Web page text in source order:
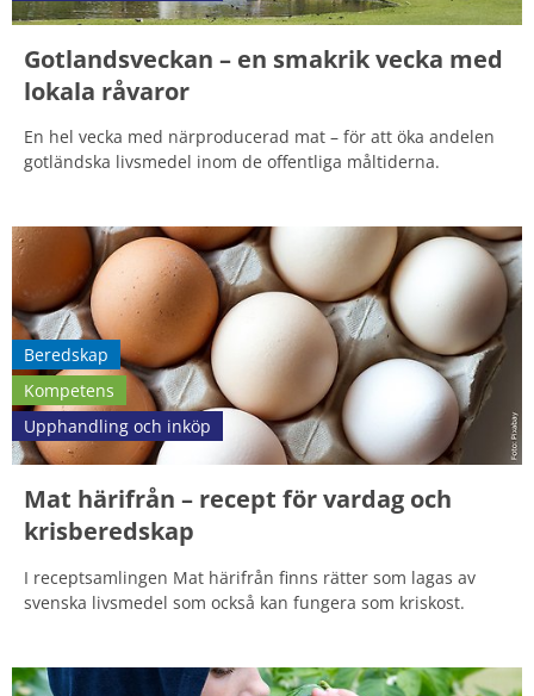
Gotlandsveckan – en smakrik vecka med
lokala råvaror
En hel vecka med närproducerad mat – för att öka andelen
gotländska livsmedel inom de offentliga måltiderna.
Beredskap
Kompetens
Upphandling och inköp
Mat härifrån – recept för vardag och
krisberedskap
I receptsamlingen Mat härifrån finns rätter som lagas av
svenska livsmedel som också kan fungera som kriskost.